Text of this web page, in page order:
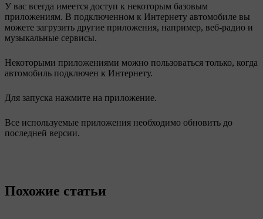
У вас всегда имеется доступ к некоторым базовым
приложениям. В подключенном к Интернету автомобиле вы
можете загрузить другие приложения, например, веб-радио и
музыкальные сервисы.
Некоторыми приложениями можно пользоваться только, когда
автомобиль подключен к Интернету.
Для запуска нажмите на приложение.
Все используемые приложения необходимо обновить до
последней версии.
Похожие статьи